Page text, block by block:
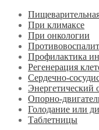
При климаксе
При онкологии
Профилактика
Регенерация
Сердечно-
Энергетический
Опорно-
Голодание или
Таблетницы